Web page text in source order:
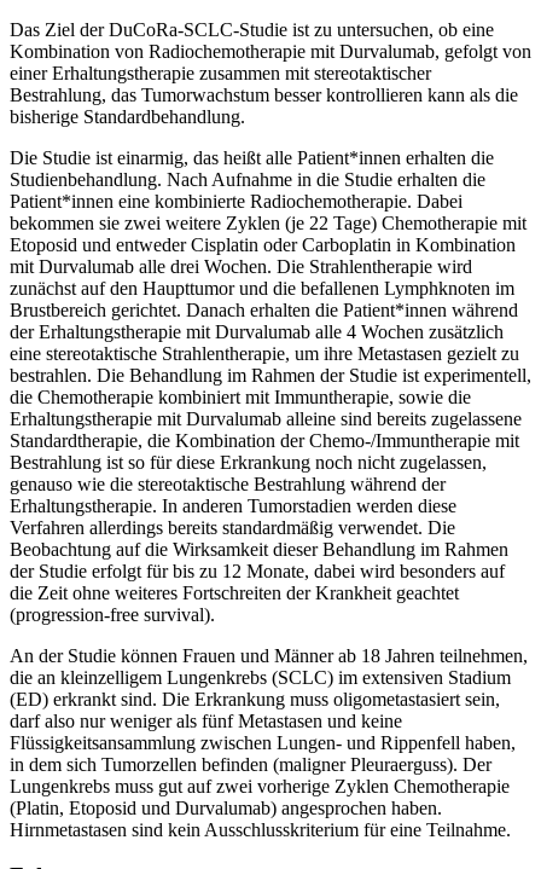
Das Ziel der DuCoRa-SCLC-Studie ist zu untersuchen, ob eine
Kombination von Radiochemotherapie mit Durvalumab, gefolgt von
einer Erhaltungstherapie zusammen mit stereotaktischer
Bestrahlung, das Tumorwachstum besser kontrollieren kann als die
bisherige Standardbehandlung.
Die Studie ist einarmig, das heißt alle Patient*innen erhalten die
Studienbehandlung. Nach Aufnahme in die Studie erhalten die
Patient*innen eine kombinierte Radiochemotherapie. Dabei
bekommen sie zwei weitere Zyklen (je 22 Tage) Chemotherapie mit
Etoposid und entweder Cisplatin oder Carboplatin in Kombination
mit Durvalumab alle drei Wochen. Die Strahlentherapie wird
zunächst auf den Haupttumor und die befallenen Lymphknoten im
Brustbereich gerichtet. Danach erhalten die Patient*innen während
der Erhaltungstherapie mit Durvalumab alle 4 Wochen zusätzlich
eine stereotaktische Strahlentherapie, um ihre Metastasen gezielt zu
bestrahlen. Die Behandlung im Rahmen der Studie ist experimentell,
die Chemotherapie kombiniert mit Immuntherapie, sowie die
Erhaltungstherapie mit Durvalumab alleine sind bereits zugelassene
Standardtherapie, die Kombination der Chemo-/Immuntherapie mit
Bestrahlung ist so für diese Erkrankung noch nicht zugelassen,
genauso wie die stereotaktische Bestrahlung während der
Erhaltungstherapie. In anderen Tumorstadien werden diese
Verfahren allerdings bereits standardmäßig verwendet. Die
Beobachtung auf die Wirksamkeit dieser Behandlung im Rahmen
der Studie erfolgt für bis zu 12 Monate, dabei wird besonders auf
die Zeit ohne weiteres Fortschreiten der Krankheit geachtet
(progression-free survival).
An der Studie können Frauen und Männer ab 18 Jahren teilnehmen,
die an kleinzelligem Lungenkrebs (SCLC) im extensiven Stadium
(ED) erkrankt sind. Die Erkrankung muss oligometastasiert sein,
darf also nur weniger als fünf Metastasen und keine
Flüssigkeitsansammlung zwischen Lungen- und Rippenfell haben,
in dem sich Tumorzellen befinden (maligner Pleuraerguss). Der
Lungenkrebs muss gut auf zwei vorherige Zyklen Chemotherapie
(Platin, Etoposid und Durvalumab) angesprochen haben.
Hirnmetastasen sind kein Ausschlusskriterium für eine Teilnahme.